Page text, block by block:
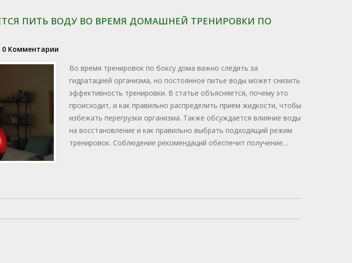
ПИТЬ ВОДУ ВО ВРЕМЯ ДОМАШНЕЙ ТРЕНИРОВКИ ПО
0 Комментарии
Во время тренировок по боксу дома важно следить за
гидратацией организма, но постоянное питье воды может снизить
эффективность тренировки. В статье объясняется, почему это
происходит, и как правильно распределить прием жидкости, чтобы
избежать перегрузки организма. Также обсуждается влияние воды
на восстановление и как правильно выбрать подходящий режим
тренировок. Соблюдение рекомендаций обеспечит получение